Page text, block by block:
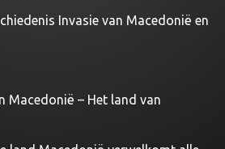
Invasie van Macedonië en
Macedonië – Het land van